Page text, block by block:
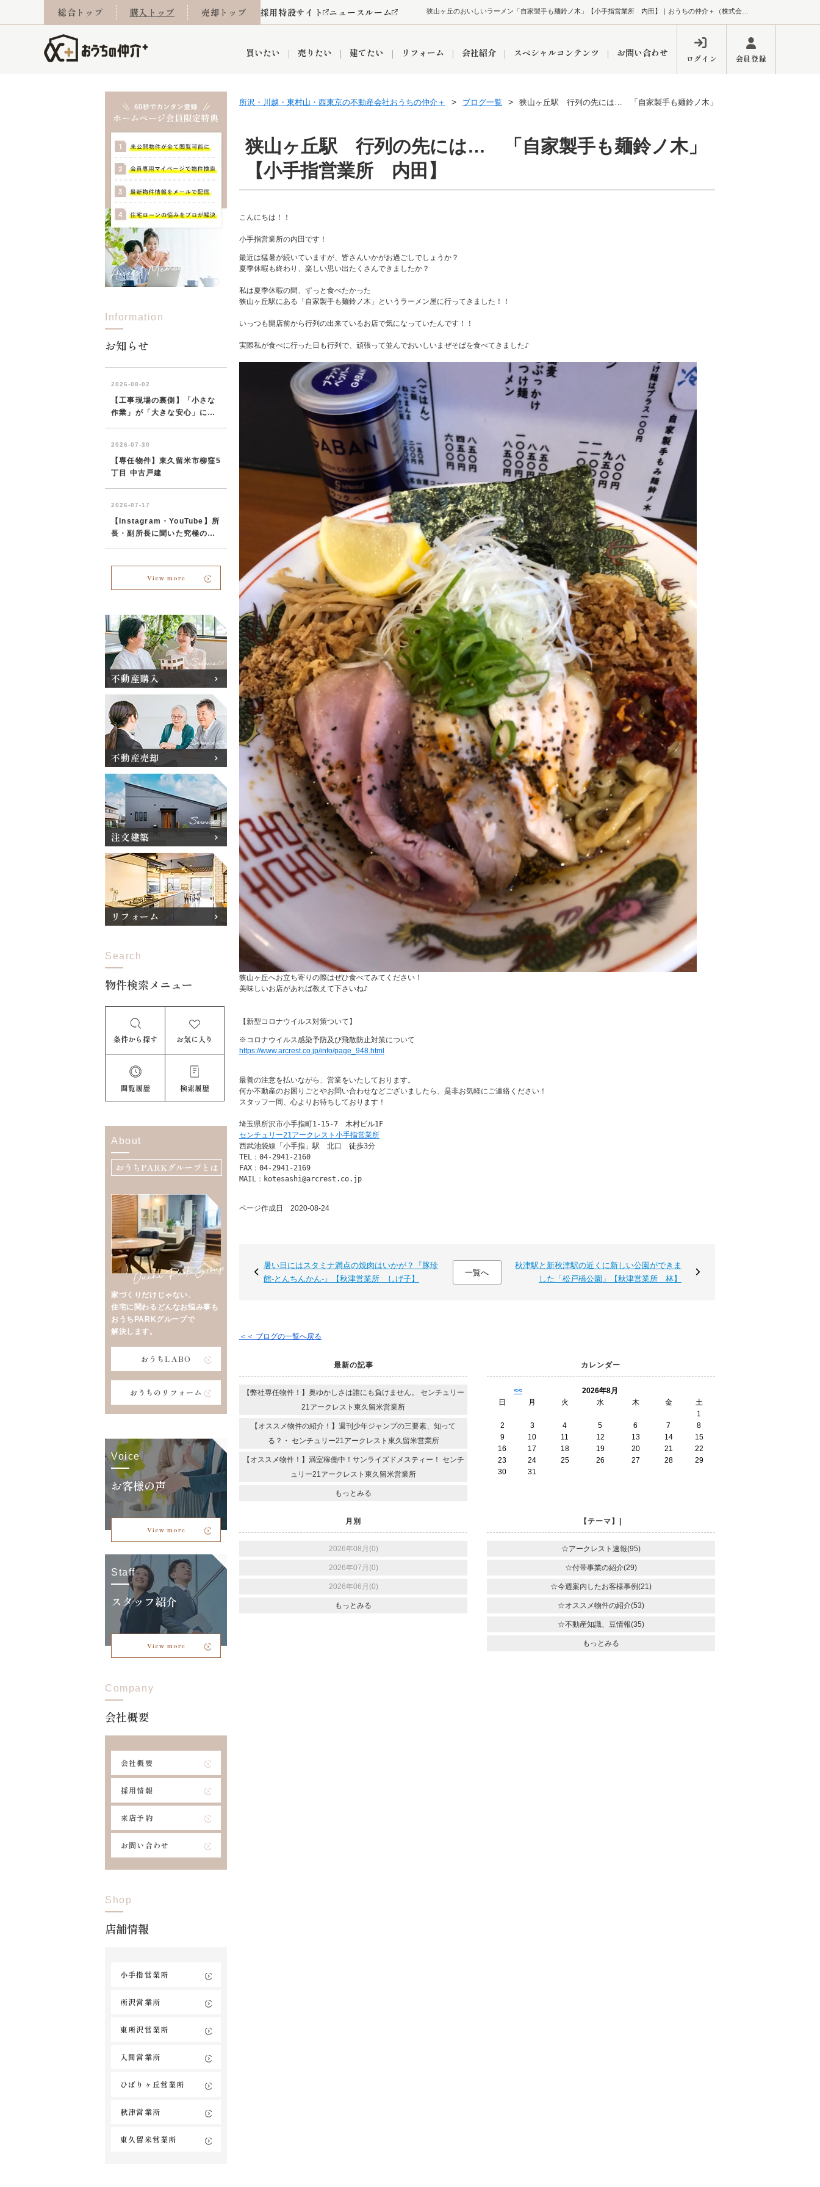
狭山ヶ丘のおいしいラーメン「自家製手も麺鈴ノ木」【小手指営業所 内田】｜おうちの仲介＋（株式会社アークレスト）
総合トップ 購入トップ 売却トップ 採用特設サイト ニュースルーム
買いたい
当社お預かり物件 グループ会社施工物件 リノベーション済み物件
今月の住宅ローン金利 当社提携金融機関 8代疾病保証付き住宅ローン 団体信用保険
所沢市 川越市 飯能市 狭山市 ふじみ野市 富士見市 志木市 新座市
東久留米市
売りたい
住み替え 離婚 不動産買取 空き家 リースバック
西東京市 東久留米市 東村山市 入間市 狭山市 富士見市
建てたい リフォーム 会社紹介
小手指営業所 所沢営業所 東所沢営業所 入間営業所 ひばりケ丘営業所 秋津営業所 東久留米営業所
おうちLABO おうちのリフォーム おうちパークグループの強み
スペシャルコンテンツ お問い合わせ ログイン 会員登録
所沢・川越・東村山・西東京の不動産会社おうちの仲介＋ ブログ一覧 狭山ヶ丘駅 行列の先には… 「自家製手も麺鈴ノ木」【小手指営業所 内田】
狭山ヶ丘駅 行列の先には… 「自家製手も麺鈴ノ木」
【小手指営業所 内田】
こんにちは！！
小手指営業所の内田です！
最近は猛暑が続いていますが、皆さんいかがお過ごしでしょうか？
夏季休暇も終わり、楽しい思い出たくさんできましたか？
私は夏季休暇の間、ずっと食べたかった
狭山ヶ丘駅にある「自家製手も麺鈴ノ木」というラーメン屋に行ってきました！！
いっつも開店前から行列の出来ているお店で気になっていたんです！！
実際私が食べに行った日も行列で、頑張って並んでおいしいまぜそばを食べてきました♪
狭山ヶ丘へお立ち寄りの際はぜひ食べてみてください！
美味しいお店があれば教えて下さいね♪
※コロナウイルス感染予防及び飛散防止対策について
https://www.arcrest.co.jp/info/page_948.html
最善の注意を払いながら、営業をいたしております。
何か不動産のお困りごとやお問い合わせなどございましたら、是非お気軽にご連絡ください！
スタッフ一同、心よりお待ちしております！
センチュリー21アークレスト小手指営業所
西武池袋線「小手指」駅　北口　徒歩3分
TEL：04-2941-2160
FAX：04-2941-2169
MAIL：kotesashi@arcrest.co.jp
ページ作成日 2020-08-24
暑い日にはスタミナ満点の焼肉はいかが？『豚珍
館-とんちんかん-』【秋津営業所 しげ子】
一覧へ
秋津駅と新秋津駅の近くに新しい公園ができま
した「松戸橋公園」【秋津営業所 林】
＜＜ ブログの一覧へ戻る
最新の記事
【弊社専任物件！】奥ゆかしさは誰にも負けません。 センチュリー
21アークレスト東久留米営業所
【オススメ物件の紹介！】週刊少年ジャンプの三要素、知って
る？・ センチュリー21アークレスト東久留米営業所
【オススメ物件！】満室稼働中！サンライズドメスティー！ センチ
ュリー21アークレスト東久留米営業所
もっとみる
カレンダー
<<
2026年8月
日
月 火 水 木 金
土
1
2
3 4 5 6 7
8
9
10 11 12 13 14
15
16
17 18 19 20 21
22
23
24 25 26 27 28
29
30
31
月別
2026年08月(0)
2026年07月(0)
2026年06月(0)
もっとみる
【テーマ】|
☆アークレスト速報(95)
☆付帯事業の紹介(29)
☆今週案内したお客様事例(21)
☆オススメ物件の紹介(53)
☆不動産知識、豆情報(35)
もっとみる
Information
お知らせ
View more
不動産購入
不動産売却
注文建築
リフォーム
Search
物件検索メニュー
条件から探す お気に入り
閲覧履歴 検索履歴
About
おうちPARKグループとは
家づくりだけじゃない、
住宅に関わるどんなお悩み事も
おうちPARKグループで
解決します。
おうちLABO
おうちのリフォーム
Voice
お客様の声
View more
Staff
スタッフ紹介
View more
Company
会社概要
会社概要
採用情報
来店予約
お問い合わせ
Shop
店舗情報
小手指営業所
所沢営業所
東所沢営業所
入間営業所
ひばりヶ丘営業所
秋津営業所
東久留米営業所